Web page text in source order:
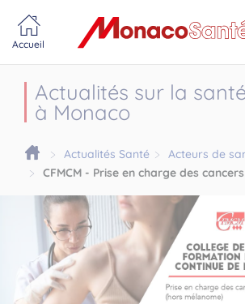
Accueil
Actualités sur la santé
à Monaco
Actualités Santé
Acteurs de
CFMCM - Prise en charge des